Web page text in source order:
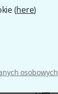
(here)
osobowych